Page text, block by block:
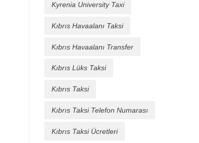
Kyrenia University Taxi
Kıbrıs Havaalanı Taksi
Kıbrıs Havaalanı Transfer
Kıbrıs Lüks Taksi
Kıbrıs Taksi
Kıbrıs Taksi Telefon Numarası
Kıbrıs Taksi Ücretleri